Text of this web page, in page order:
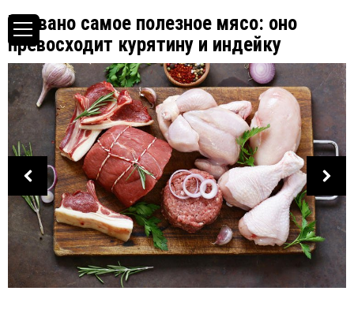
Названо самое полезное мясо: оно
превосходит курятину и индейку